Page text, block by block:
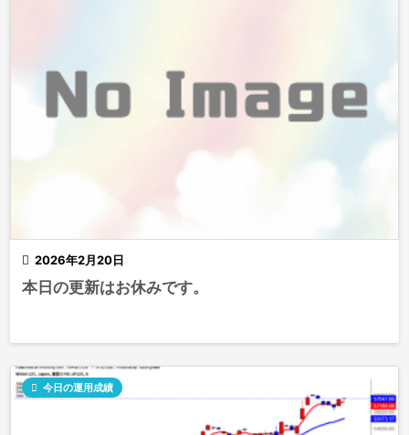
 2026年2月20日
本日の更新はお休みです。
 今日の運用成績